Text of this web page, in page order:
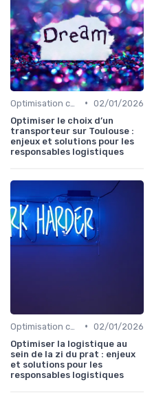
• 02/01/2026
Optimiser le choix d’un
transporteur sur Toulouse :
enjeux et solutions pour les
responsables logistiques
• 02/01/2026
Optimiser la logistique au
sein de la zi du prat : enjeux
et solutions pour les
responsables logistiques